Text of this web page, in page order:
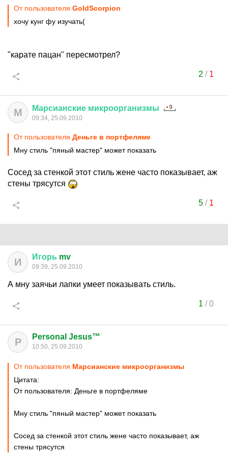
От пользователя GoldScorpion
хочу кунг фу изучать(
"карате пацан" пересмотрел?
2 / 1
М Марсианские микроорганизмы
09:34, 25.09.2010
От пользователя Деньге в портфеляме
Мну стиль "пяный мастер" может показать
Сосед за стенкой этот стиль жене часто показывает, аж
стены трясутся
5/ 1
И Игорь mv
09:39, 25.09.2010
А мну заячьи лапки умеет показывать стиль.
1 /0
P Personal Jesus™
10:50, 25.09.2010
От пользователя Марсианские микроорганизмы
Цитата:
От пользователя: Деньге в портфеляме
Мну стиль "пяный мастер" может показать
Сосед за стенкой этот стиль жене часто показывает, аж
стены трясутся